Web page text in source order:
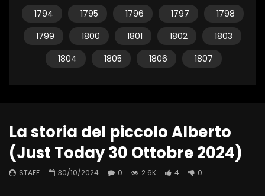
1794
1795 1796 1797
1798
1799
1800 1801 1802
1803
1804
1805 1806 1807
La storia del piccolo Alberto
(Just Today 30 Ottobre 2024)
STAFF 30/10/2024 0 2.6K 4 0